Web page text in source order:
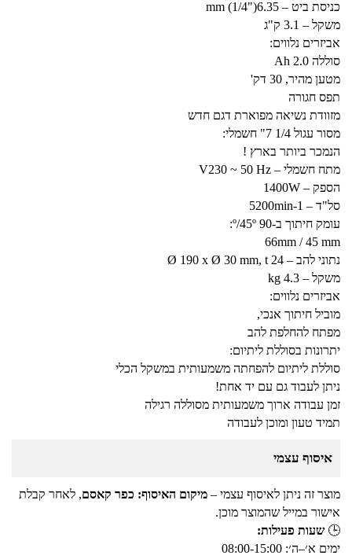
כניסת ביט – mm (1/4")6.35
משקל – 3.1 ק"ג
אביזרים נלווים:
סוללה Ah 2.0
מטען מהיר, 30 דק'
תפס חגורה
מזוודת נשיאה מפוארת דגם חדש
מסור עגול 1/4 7" חשמלי:
הנמכר ביותר בארץ !
מתח חשמלי – V230 ~ 50 Hz
הספק – 1400W
סל"ד – 5200min-1
עומק חיתוך ב-º/45º 90:
66mm / 45 mm
נתוני להב – Ø 190 x Ø 30 mm, t 24
משקל – 4.3 kg
אביזרים נלווים:
מוביל חיתוך אנכי,
מפתח להחלפת להב
יתרונות בסוללת ליתיום:
סוללת ליתיום להפחתה משמעותית במשקל הכלי
ניתן לעבוד גם עם יד אחת!
זמן עבודה ארוך משמעותית מסוללה רגילה
תמיד טעון ומוכן לעבודה
איסוף עצמי
מוצר זה ניתן לאיסוף עצמי – מיקום האיסוף: כפר קאסם, לאחר קבלת
אישור במייל שהמוצר מוכן.
🕒 שעות פעילות:
ימים א׳–ה׳: 08:00-15:00